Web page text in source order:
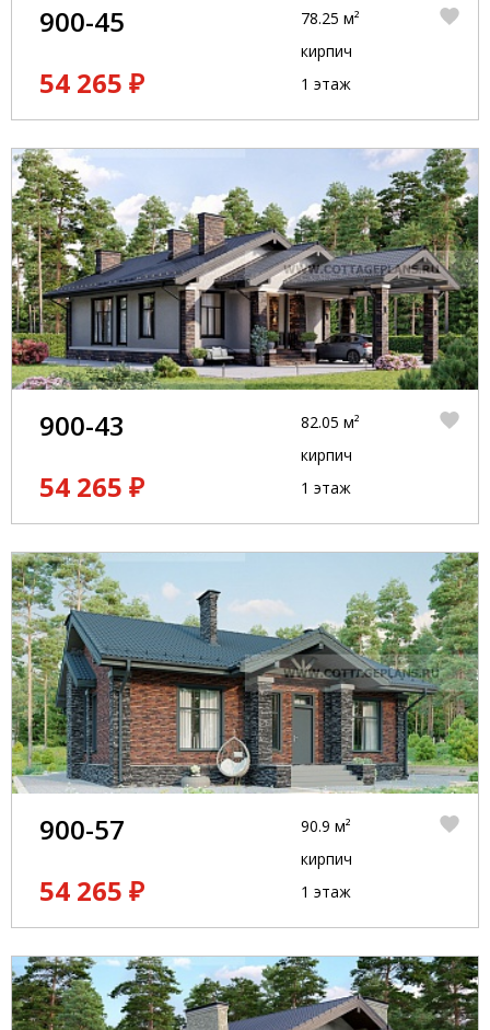
900-45
54 265 ₽
78.25 м²
кирпич
1 этаж
900-43
54 265 ₽
82.05 м²
кирпич
1 этаж
900-57
54 265 ₽
90.9 м²
кирпич
1 этаж